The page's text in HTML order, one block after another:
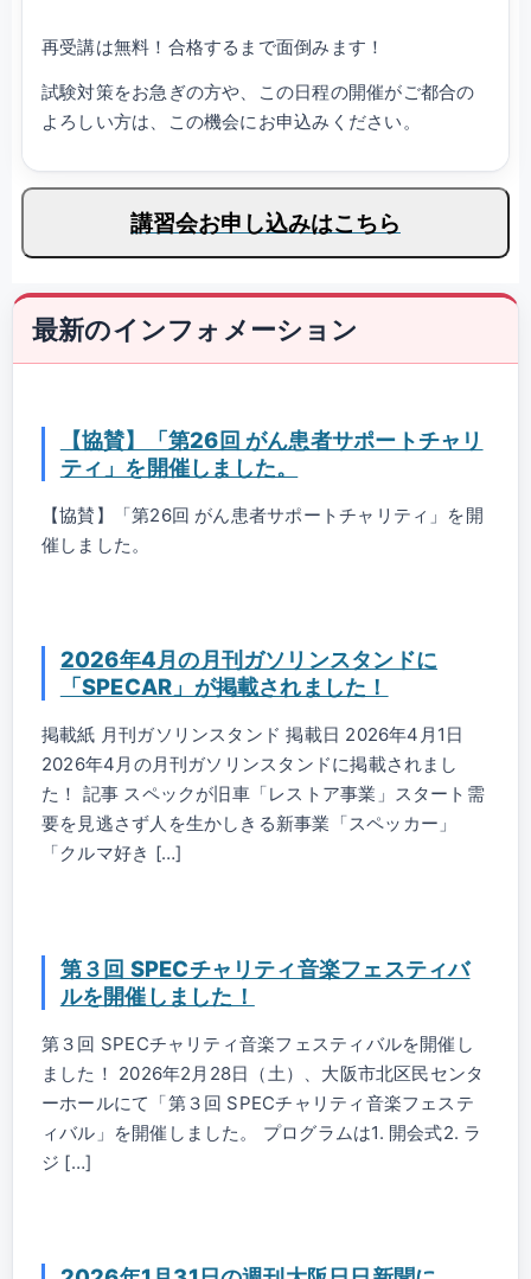
再受講は無料！合格するまで面倒みます！
試験対策をお急ぎの方や、この日程の開催がご都合の
よろしい方は、この機会にお申込みください。
講習会お申し込みはこちら
最新のインフォメーション
【協賛】「第26回 がん患者サポートチャリ
ティ」を開催しました。
【協賛】「第26回 がん患者サポートチャリティ」を開
催しました。
2026年4月の月刊ガソリンスタンドに
「SPECAR」が掲載されました！
掲載紙 月刊ガソリンスタンド 掲載日 2026年4月1日
2026年4月の月刊ガソリンスタンドに掲載されまし
た！ 記事 スペックが旧車「レストア事業」スタート需
要を見逃さず人を生かしきる新事業「スペッカー」
「クルマ好き […]
第３回 SPECチャリティ音楽フェスティバ
ルを開催しました！
第３回 SPECチャリティ音楽フェスティバルを開催し
ました！ 2026年2月28日（土）、大阪市北区民センタ
ーホールにて「第３回 SPECチャリティ音楽フェステ
ィバル」を開催しました。 プログラムは1. 開会式2. ラ
ジ […]